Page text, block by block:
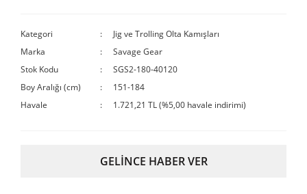
Kategori
Jig ve Trolling Olta Kamışları
Marka
Savage Gear
Stok Kodu
SGS2-180-40120
Boy Aralığı (cm)
151-184
Havale
1.721,21 TL (%5,00 havale indirimi)
GELİNCE HABER VER